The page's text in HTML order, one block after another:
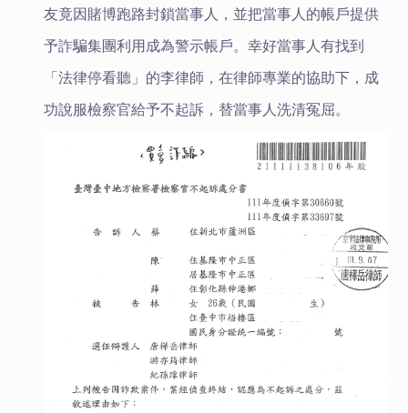
友竟因賭博跑路封鎖當事人，並把當事人的帳戶提供
予詐騙集團利用成為警示帳戶。幸好當事人有找到
「法律停看聽」的李律師，在律師專業的協助下，成
功說服檢察官給予不起訴，替當事人洗清冤屈。